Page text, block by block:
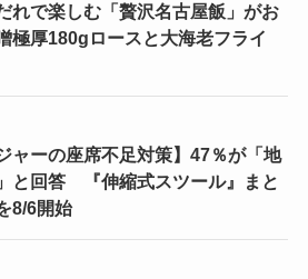
れで楽しむ「贅沢名古屋飯」がお
極厚180gロースと大海老フライ
ャーの座席不足対策】47％が「地
と回答 『伸縮式スツール』まと
8/6開始